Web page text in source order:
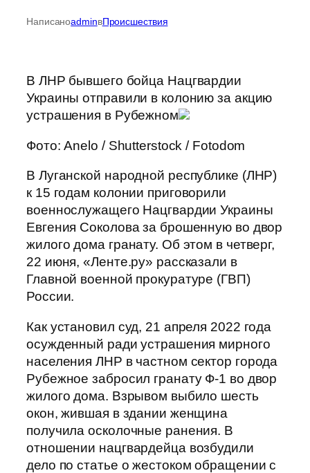
НаписаноadminвПроисшествия
В ЛНР бывшего бойца Нацгвардии
Украины отправили в колонию за акцию
устрашения в Рубежном
Фото: Anelo / Shutterstock / Fotodom
В Луганской народной республике (ЛНР)
к 15 годам колонии приговорили
военнослужащего Нацгвардии Украины
Евгения Соколова за брошенную во двор
жилого дома гранату. Об этом в четверг,
22 июня, «Ленте.ру» рассказали в
Главной военной прокуратуре (ГВП)
России.
Как установил суд, 21 апреля 2022 года
осужденный ради устрашения мирного
населения ЛНР в частном сектор города
Рубежное забросил гранату Ф-1 во двор
жилого дома. Взрывом выбило шесть
окон, жившая в здании женщина
получила осколочные ранения. В
отношении нацгвардейца возбудили
дело по статье о жестоком обращении с